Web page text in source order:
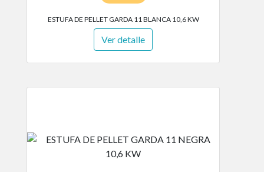
ESTUFA DE PELLET GARDA 11 BLANCA 10,6 KW
Ver detalle